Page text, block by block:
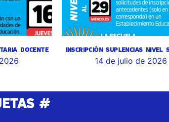
DOCENTE INSCRIPCIÓN SUPLENCIAS NIVEL
14 de julio de 2026
#